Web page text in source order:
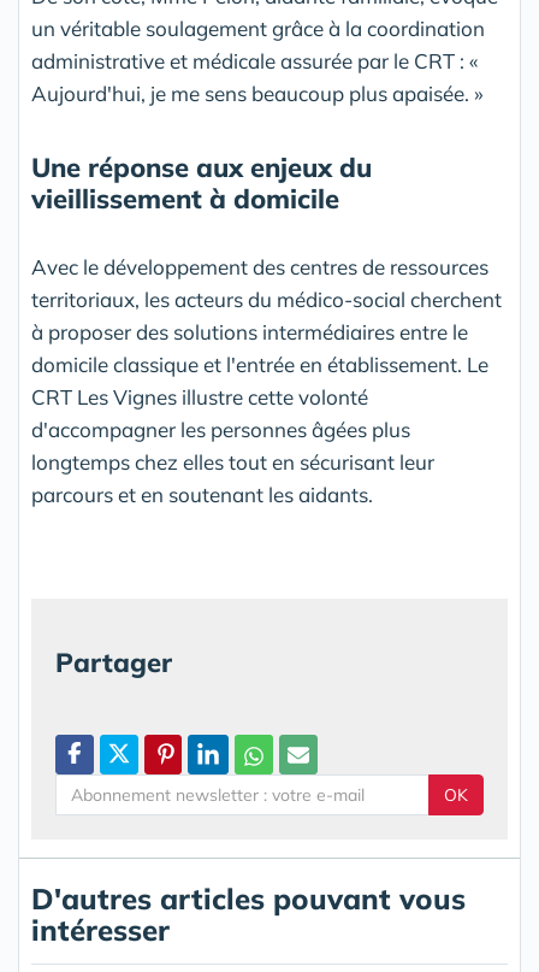
un véritable soulagement grâce à la coordination
administrative et médicale assurée par le CRT : «
Aujourd'hui, je me sens beaucoup plus apaisée. »
Une réponse aux enjeux du
vieillissement à domicile
Avec le développement des centres de ressources
territoriaux, les acteurs du médico-social cherchent
à proposer des solutions intermédiaires entre le
domicile classique et l'entrée en établissement. Le
CRT Les Vignes illustre cette volonté
d'accompagner les personnes âgées plus
longtemps chez elles tout en sécurisant leur
parcours et en soutenant les aidants.
Partager
OK
D'autres articles pouvant vous
intéresser